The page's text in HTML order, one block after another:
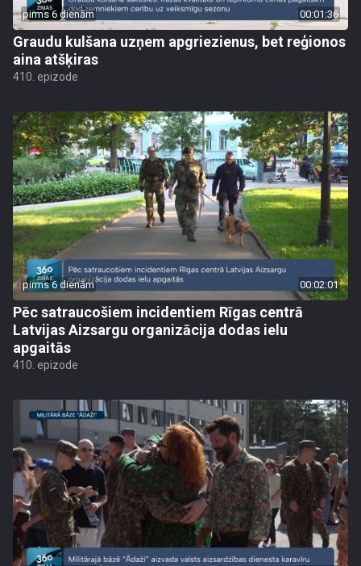
pirms 6 dienām 00:01:36
Graudu kulšana uzņem apgriezienus, bet reģionos
aina atšķiras
410. epizode
pirms 6 dienām 00:02:01
Pēc satraucošiem incidentiem Rīgas centrā
Latvijas Aizsargu organizācija dodas ielu
apgaitās
410. epizode